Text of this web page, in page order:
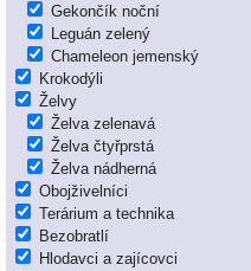
Gekončík noční
Leguán zelený
Chameleon jemenský
Krokodýli
Želvy
Želva zelenavá
Želva čtyřprstá
Želva nádherná
Obojživelníci
Terárium a technika
Bezobratlí
Hlodavci a zajícovci